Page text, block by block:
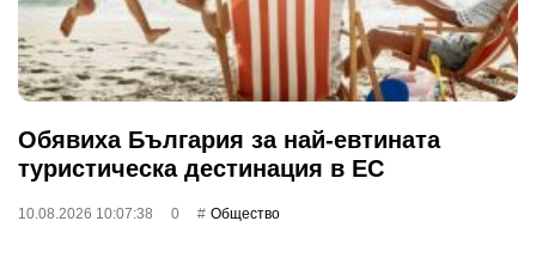
Обявиха България за най-евтината
туристическа дестинация в ЕС
10.08.2026 10:07:38 0 Общество